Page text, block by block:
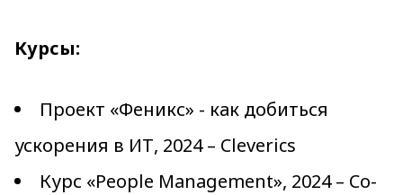
Курсы:
Проект «Феникс» - как добиться
ускорения в ИТ, 2024 – Cleverics
Курс «People Management», 2024 – Co-